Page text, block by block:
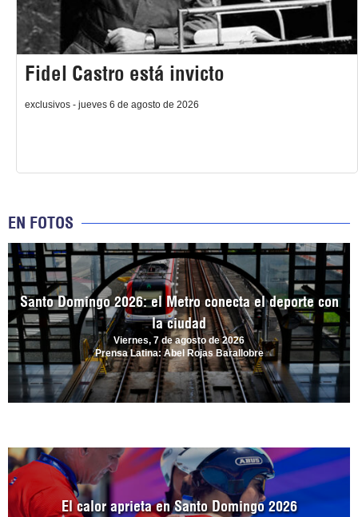
Fidel Castro está invicto
exclusivos - jueves 6 de agosto de 2026
EN FOTOS
Santo Domingo 2026: el Metro conecta el deporte con
la ciudad
Viernes, 7 de agosto de 2026
Prensa Latina: Abel Rojas Barallobre
El calor aprieta en Santo Domingo 2026